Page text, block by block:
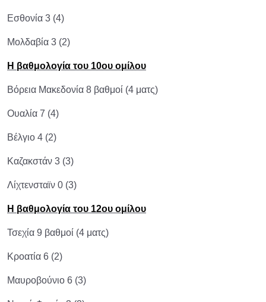
Εσθονία 3 (4)
Μολδαβία 3 (2)
Η βαθμολογία του 10ου ομίλου
Βόρεια Μακεδονία 8 βαθμοί (4 ματς)
Ουαλία 7 (4)
Βέλγιο 4 (2)
Καζακστάν 3 (3)
Λίχτενσταϊν 0 (3)
Η βαθμολογία του 12ου ομίλου
Τσεχία 9 βαθμοί (4 ματς)
Κροατία 6 (2)
Μαυροβούνιο 6 (3)